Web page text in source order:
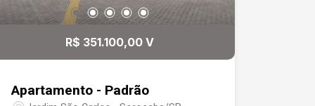
R$ 351.100,00 V
Apartamento - Padrão